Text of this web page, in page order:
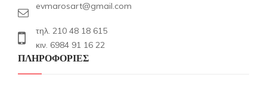
evmarosart@gmail.com
τηλ. 210 48 18 615
κιν. 6984 91 16 22
ΠΛΗΡΟΦΟΡΙΕΣ